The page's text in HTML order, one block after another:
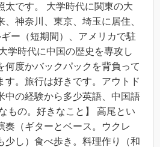
太です。 大学時代に関東の大
神奈川、東京、埼玉に居住、
ー（短期間）、アメリカで駐
学時代に中国の歴史を専攻し
何度かバックパックを背負って
す。旅行は好きです。アウトド
中の経験から多少英語、中国語
もの。好きなこと】 高尾とい
奏（ギターとベース。ウクレ
少し）食べ歩き。料理作り（和